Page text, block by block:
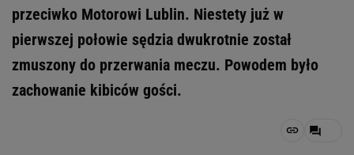
przeciwko Motorowi Lublin. Niestety już w
pierwszej połowie sędzia dwukrotnie został
zmuszony do przerwania meczu. Powodem było
zachowanie kibiców gości.